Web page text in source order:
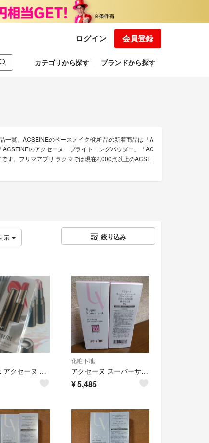
ログイン 会員登録
カテゴリから探す ブランドから探す
一覧。ACSEINEのベースメイク/化粧品の新着商品は「A
ACSEINEのアクセーヌ ブライトニングパウダー」「AC
す。フリマアプリ ラクマでは現在2,000点以上のACSEI
示 絞り込み
ACSEINE アクセーヌ リップケアルージュ 口紅 リップ 試供品 ブラシ付き
化粧下地
アクセーヌ スーパーサンシールド ブライトフィット 40g 2点
¥5,485